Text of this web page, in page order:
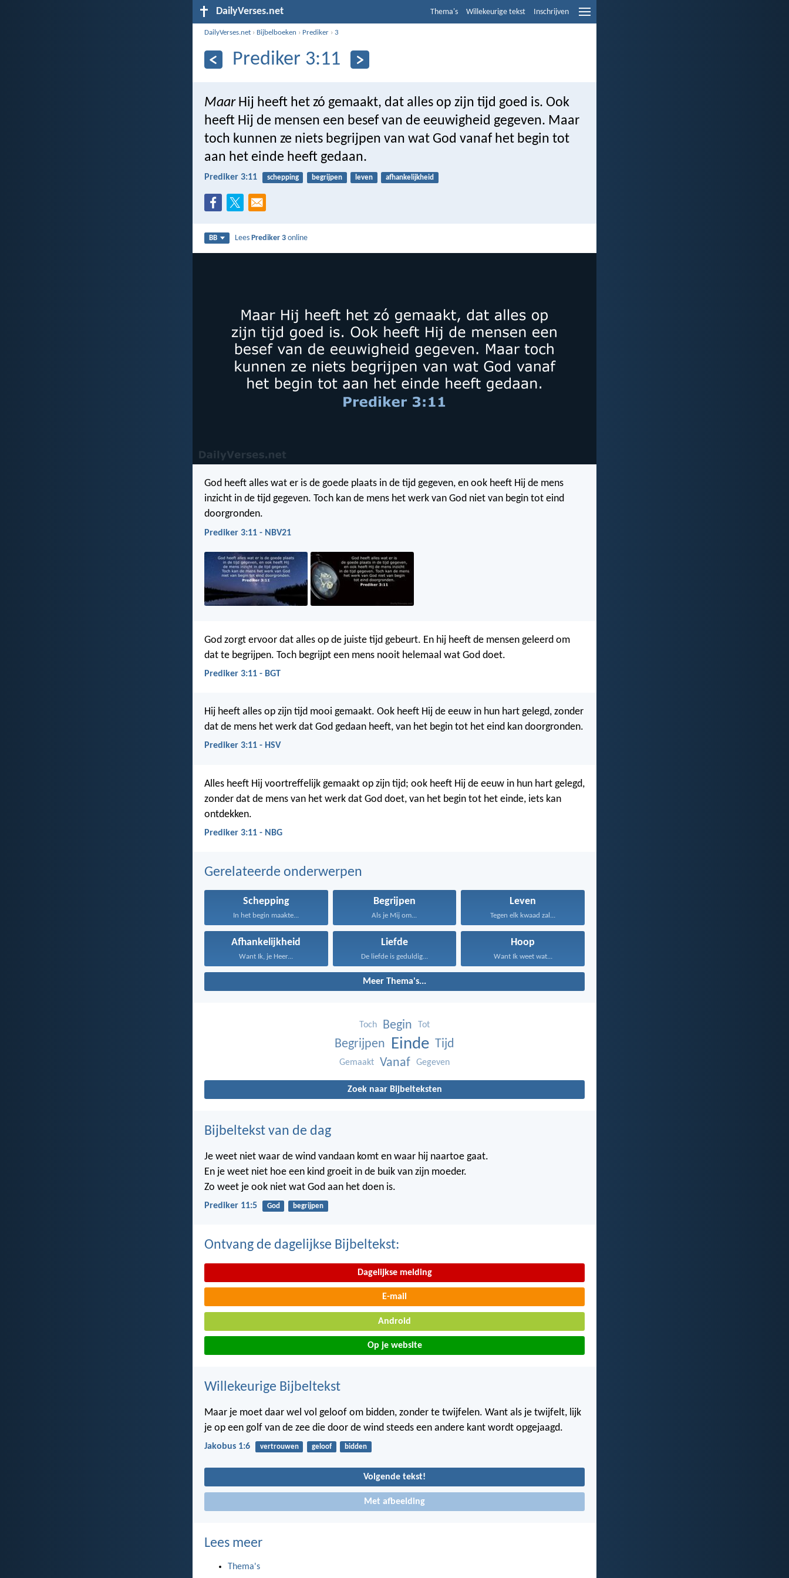
DailyVerses.net Thema's Willekeurige tekst Inschrijven
DailyVerses.net › Bijbelboeken › Prediker ›3
Prediker 3:11
MaarHij heeft het zó gemaakt, dat alles op zijn tijd goed is. Ook
heeft Hij de mensen een besef van de eeuwigheid gegeven. Maar
toch kunnen ze niets begrijpen van wat God vanaf het begin tot
aan het einde heeft gedaan.
Prediker 3:11 schepping begrijpen leven afhankelijkheid
BB LeesPrediker 3 online
God heeft alles wat er is de goede plaats in de tijd gegeven, en ook heeft Hij de mens
inzicht in de tijd gegeven. Toch kan de mens het werk van God niet van begin tot eind
doorgronden.
Prediker 3:11 - NBV21
God zorgt ervoor dat alles op de juiste tijd gebeurt. En hij heeft de mensen geleerd om
dat te begrijpen. Toch begrijpt een mens nooit helemaal wat God doet.
Prediker 3:11 - BGT
Hij heeft alles op zijn tijd mooi gemaakt. Ook heeft Hij de eeuw in hun hart gelegd, zonder
dat de mens het werk dat God gedaan heeft, van het begin tot het eind kan doorgronden.
Prediker 3:11 - HSV
Alles heeft Hij voortreffelijk gemaakt op zijn tijd; ook heeft Hij de eeuw in hun hart gelegd,
zonder dat de mens van het werk dat God doet, van het begin tot het einde, iets kan
ontdekken.
Prediker 3:11 - NBG
Gerelateerde onderwerpen
Schepping
In het begin maakte...
Begrijpen
Als je Mij om...
Leven
Tegen elk kwaad zal...
Afhankelijkheid
Want Ik, je Heer...
Liefde
De liefde is geduldig...
Hoop
Want Ik weet wat...
Meer Thema's...
Toch Begin Tot
Begrijpen Einde Tijd
Gemaakt Vanaf Gegeven
Zoek naar Bijbelteksten
Bijbeltekst van de dag
Je weet niet waar de wind vandaan komt en waar hij naartoe gaat.
En je weet niet hoe een kind groeit in de buik van zijn moeder.
Zo weet je ook niet wat God aan het doen is.
Prediker 11:5 God begrijpen
Ontvang de dagelijkse Bijbeltekst:
Dagelijkse melding
E-mail
Android
Op je website
Willekeurige Bijbeltekst
Maar je moet daar wel vol geloof om bidden, zonder te twijfelen. Want als je twijfelt, lijk
je op een golf van de zee die door de wind steeds een andere kant wordt opgejaagd.
Jakobus 1:6 vertrouwen geloof bidden
Volgende tekst!
Met afbeelding
Lees meer
Thema's